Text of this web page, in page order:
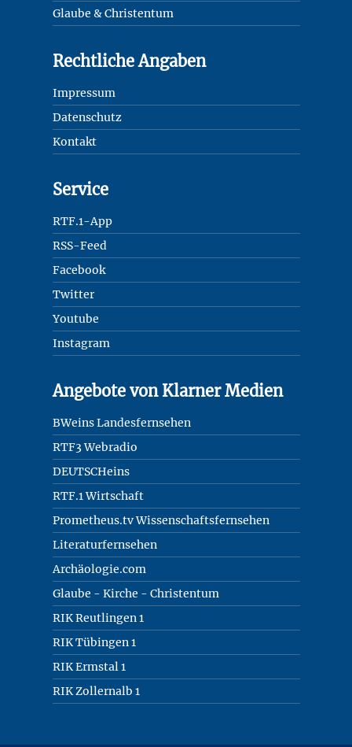
Glaube & Christentum
Rechtliche Angaben
Impressum
Datenschutz
Kontakt
Service
RTF.1-App
RSS-Feed
Facebook
Twitter
Youtube
Instagram
Angebote von Klarner Medien
BWeins Landesfernsehen
RTF3 Webradio
DEUTSCHeins
RTF.1 Wirtschaft
Prometheus.tv Wissenschaftsfernsehen
Literaturfernsehen
Archäologie.com
Glaube - Kirche - Christentum
RIK Reutlingen 1
RIK Tübingen 1
RIK Ermstal 1
RIK Zollernalb 1